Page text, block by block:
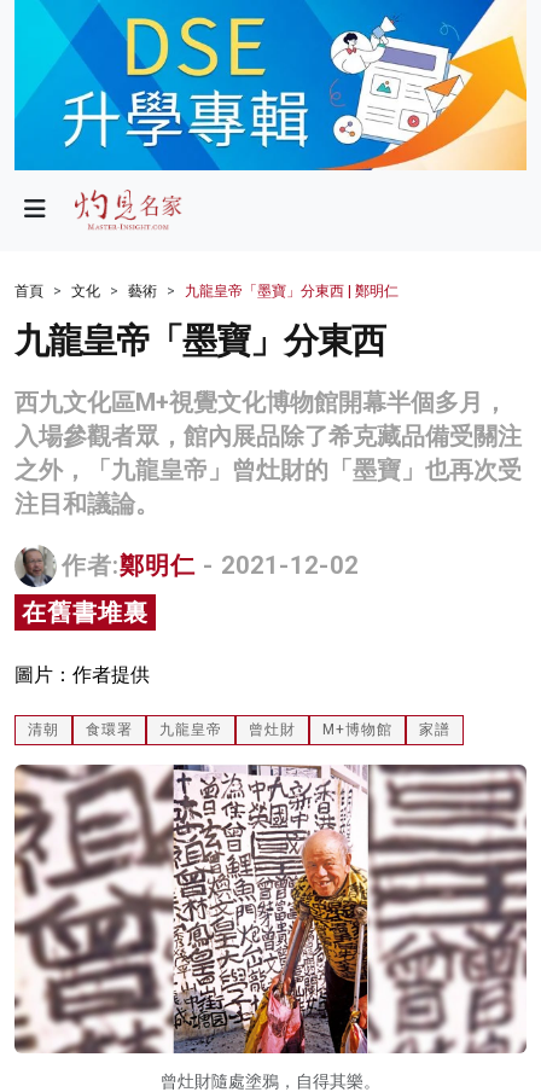
政局
財經
生活
商業
科技
名家榜
灼見活動
關於我們
首頁 文化 藝術 九龍皇帝「墨寶」分東西 | 鄭明仁
九龍皇帝「墨寶」分東西
西九文化區M+視覺文化博物館開幕半個多月，
入場參觀者眾，館內展品除了希克藏品備受關注
之外，「九龍皇帝」曾灶財的「墨寶」也再次受
注目和議論。
作者:鄭明仁 - 2021-12-02
在舊書堆裏
圖片：作者提供
清朝 食環署 九龍皇帝 曾灶財 M+博物館 家譜
曾灶財隨處塗鴉，自得其樂。